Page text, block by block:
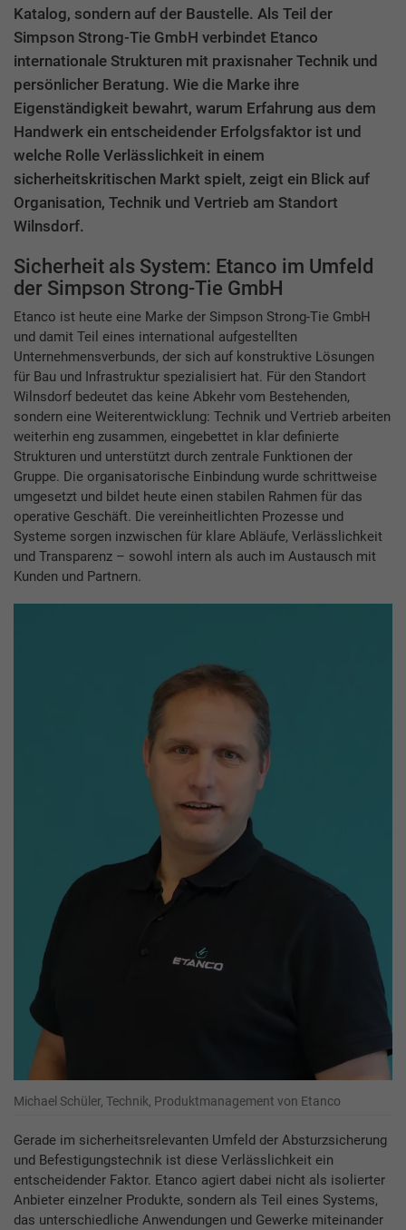
Katalog, sondern auf der Baustelle. Als Teil der
Simpson Strong-Tie GmbH verbindet Etanco
internationale Strukturen mit praxisnaher Technik und
persönlicher Beratung. Wie die Marke ihre
Eigenständigkeit bewahrt, warum Erfahrung aus dem
Handwerk ein entscheidender Erfolgsfaktor ist und
welche Rolle Verlässlichkeit in einem
sicherheitskritischen Markt spielt, zeigt ein Blick auf
Organisation, Technik und Vertrieb am Standort
Wilnsdorf.
Sicherheit als System: Etanco im Umfeld
der Simpson Strong-Tie GmbH
Etanco ist heute eine Marke der Simpson Strong-Tie GmbH
und damit Teil eines international aufgestellten
Unternehmensverbunds, der sich auf konstruktive Lösungen
für Bau und Infrastruktur spezialisiert hat. Für den Standort
Wilnsdorf bedeutet das keine Abkehr vom Bestehenden,
sondern eine Weiterentwicklung: Technik und Vertrieb arbeiten
weiterhin eng zusammen, eingebettet in klar definierte
Strukturen und unterstützt durch zentrale Funktionen der
Gruppe. Die organisatorische Einbindung wurde schrittweise
umgesetzt und bildet heute einen stabilen Rahmen für das
operative Geschäft. Die vereinheitlichten Prozesse und
Systeme sorgen inzwischen für klare Abläufe, Verlässlichkeit
und Transparenz – sowohl intern als auch im Austausch mit
Kunden und Partnern.
Michael Schüler, Technik, Produktmanagement von Etanco
Gerade im sicherheitsrelevanten Umfeld der Absturzsicherung
und Befestigungstechnik ist diese Verlässlichkeit ein
entscheidender Faktor. Etanco agiert dabei nicht als isolierter
Anbieter einzelner Produkte, sondern als Teil eines Systems,
das unterschiedliche Anwendungen und Gewerke miteinander